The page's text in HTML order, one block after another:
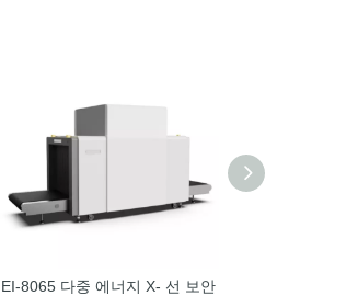
EI-8065 다중 에너지 X- 선 보안